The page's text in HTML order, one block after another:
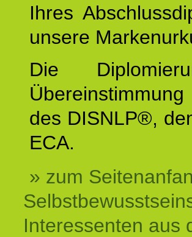
Ihres
unsere
Die
des DISNLP®,
ECA.
» zum
Interessenten aus